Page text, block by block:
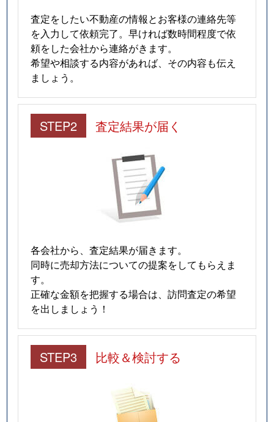
査定をしたい不動産の情報とお客様の連絡先等
を入力して依頼完了。早ければ数時間程度で依
頼をした会社から連絡がきます。
希望や相談する内容があれば、その内容も伝え
ましょう。
STEP2 査定結果が届く
各会社から、査定結果が届きます。
同時に売却方法についての提案をしてもらえま
す。
正確な金額を把握する場合は、訪問査定の希望
を出しましょう！
STEP3 比較＆検討する